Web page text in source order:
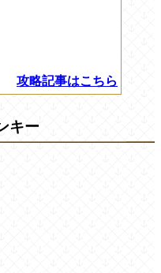
攻略記事はこちら
キー